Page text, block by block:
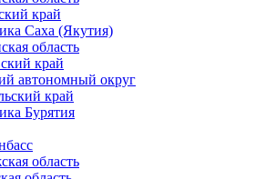
край
Саха (Якутия)
область
край
автономный округ
край
Бурятия
область